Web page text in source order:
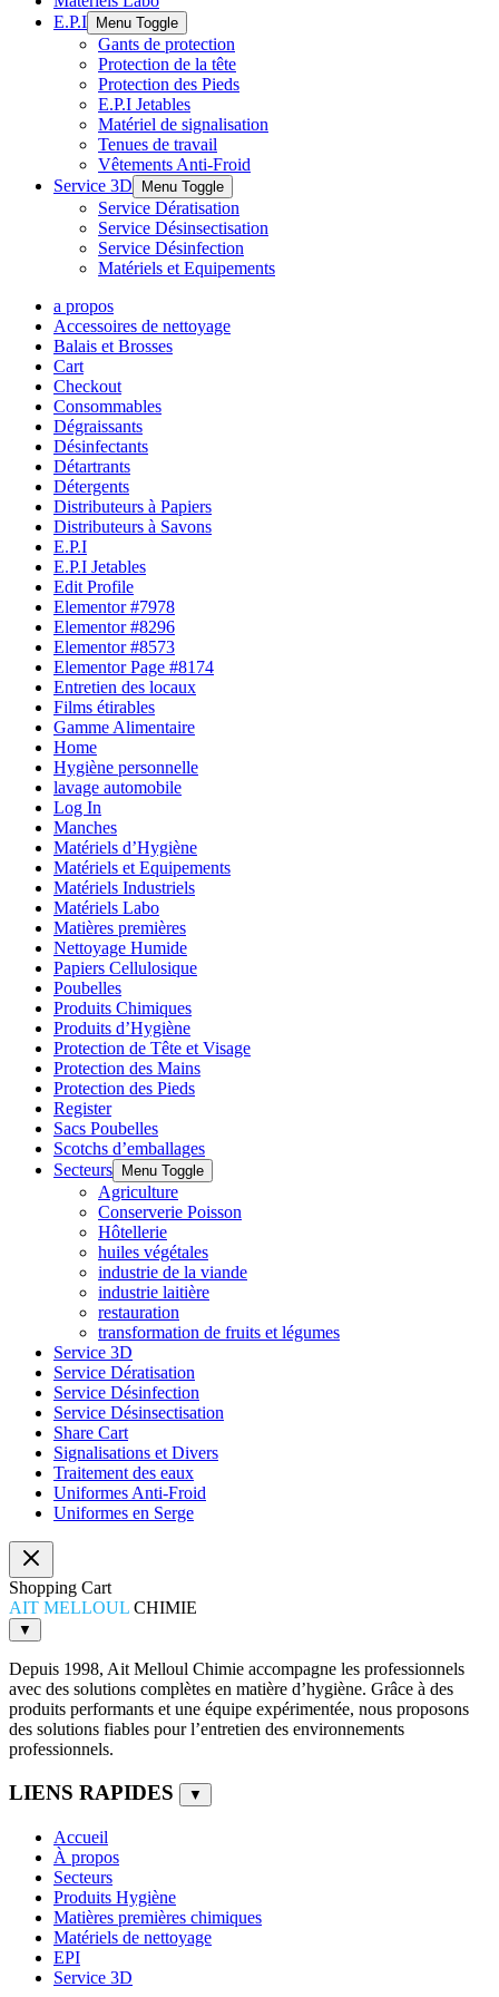
E.P.I
Menu Toggle
Gants de protection
Protection de la tête
Protection des Pieds
E.P.I Jetables
Matériel de signalisation
Tenues de travail
Vêtements Anti-Froid
Service 3D
Menu Toggle
Service Dératisation
Service Désinsectisation
Service Désinfection
Matériels et Equipements
a propos
Accessoires de nettoyage
Balais et Brosses
Cart
Checkout
Consommables
Dégraissants
Désinfectants
Détartrants
Détergents
Distributeurs à Papiers
Distributeurs à Savons
E.P.I
E.P.I Jetables
Edit Profile
Elementor #7978
Elementor #8296
Elementor #8573
Elementor Page #8174
Entretien des locaux
Films étirables
Gamme Alimentaire
Home
Hygiène personnelle
lavage automobile
Log In
Manches
Matériels d’Hygiène
Matériels et Equipements
Matériels Industriels
Matériels Labo
Matières premières
Nettoyage Humide
Papiers Cellulosique
Poubelles
Produits Chimiques
Produits d’Hygiène
Protection de Tête et Visage
Protection des Mains
Protection des Pieds
Register
Sacs Poubelles
Scotchs d’emballages
Secteurs
Menu Toggle
Agriculture
Conserverie Poisson
Hôtellerie
huiles végétales
industrie de la viande
industrie laitière
restauration
transformation de fruits et légumes
Service 3D
Service Dératisation
Service Désinfection
Service Désinsectisation
Share Cart
Signalisations et Divers
Traitement des eaux
Uniformes Anti-Froid
Uniformes en Serge
Shopping Cart
AIT MELLOUL CHIMIE
▼
Depuis 1998, Ait Melloul Chimie accompagne les professionnels
avec des solutions complètes en matière d’hygiène. Grâce à des
produits performants et une équipe expérimentée, nous proposons
des solutions fiables pour l’entretien des environnements
professionnels.
LIENS RAPIDES ▼
Accueil
À propos
Secteurs
Produits Hygiène
Matières premières chimiques
Matériels de nettoyage
EPI
Service 3D